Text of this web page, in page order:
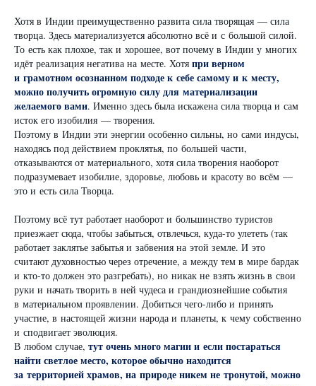
Хотя в Индии преимущественно развита сила творящая — сила
творца. Здесь материализуется абсолютно всё и с большой силой.
То есть как плохое, так и хорошее, вот почему в Индии у многих
идёт реализация негатива на месте. Хотя при верном
и грамотном осознанном подходе к себе самому и к месту,
можно получить огромную силу для материализации
желаемого вами. Именно здесь была искажена сила творца и сам
исток его изобилия — творения.
Поэтому в Индии эти энергии особенно сильны, но сами индусы,
находясь под действием проклятья, по большей части,
отказываются от материального, хотя сила творения наоборот
подразумевает изобилие, здоровье, любовь и красоту во всём —
это и есть сила Творца.
Поэтому всё тут работает наоборот и большинство туристов
приезжает сюда, чтобы забыться, отвлечься, куда-то улететь (так
работает заклятье забытья и забвения на этой земле. И это
считают духовностью через отречение, а между тем в мире бардак
и кто-то должен это разгребать), но никак не взять жизнь в свои
руки и начать творить в ней чудеса и грандиознейшие события
в материальном проявлении. Добиться чего-либо и принять
участие, в настоящей жизни народа и планеты, к чему собственно
и сподвигает эволюция.
В любом случае, тут очень много магии и если постараться
найти светлое место, которое обычно находится
за территорией храмов, на природе никем не тронутой, можно